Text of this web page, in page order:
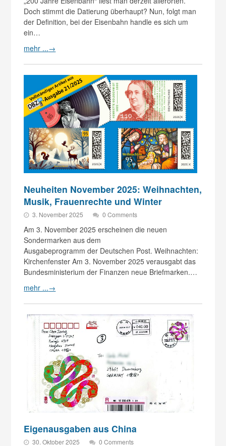
Doch stimmt die Datierung überhaupt? Nun, folgt man
der Definition, bei der Eisenbahn handle es sich um
ein…
mehr ...→
Neuheiten November 2025: Weihnachten,
Musik, Frauenrechte und Winter
3. November 2025 0 Comments
Am 3. November 2025 erscheinen die neuen
Sondermarken aus dem
Ausgabeprogramm der Deutschen Post. Weihnachten:
Kirchenfenster Am 3. November 2025 verausgabt das
Bundesministerium der Finanzen neue Briefmarken.…
mehr ...→
Eigenausgaben aus China
30. Oktober 2025 0 Comments